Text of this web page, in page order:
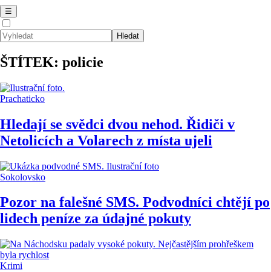
☰
ŠTÍTEK: policie
Prachaticko
Hledají se svědci dvou nehod. Řidiči v
Netolicích a Volarech z místa ujeli
Sokolovsko
Pozor na falešné SMS. Podvodníci chtějí po
lidech peníze za údajné pokuty
Krimi